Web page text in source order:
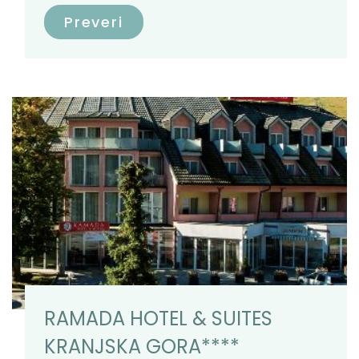
Preveri
RAMADA HOTEL & SUITES
KRANJSKA GORA****